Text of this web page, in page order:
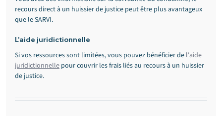
recours direct à un huissier de justice peut être plus avantageux
que le SARVI.
L'aide juridictionnelle
Si vos ressources sont limitées, vous pouvez bénéficier de l'aide
juridictionnelle pour couvrir les frais liés au recours à un huissier
de justice.